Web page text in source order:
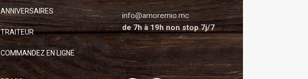
ANNIVERSAIRES
TRAITEUR
COMMANDEZ EN LIGNE
info@amoremio.mc
de 7h à 19h non stop 7j/7